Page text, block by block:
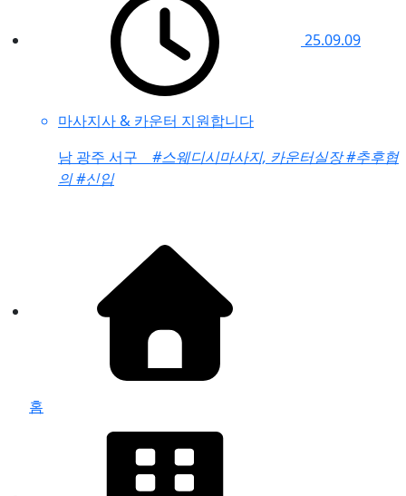
25.09.09
마사지사 & 카운터 지원합니다
남 광주 서구 #스웨디시마사지, 카운터실장#추후협
의#신입
홈